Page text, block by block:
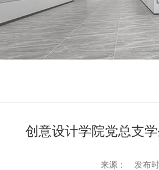
创意设计学院党总支
来源： 发布